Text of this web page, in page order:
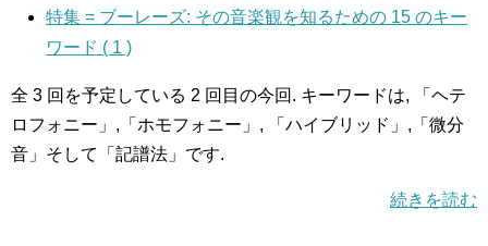
特集 = ブーレーズ: その音楽観を知るための 15 のキー
ワード ( 1 )
全 3 回を予定している 2 回目の今回. キーワードは, 「ヘテ
ロフォニー」,「ホモフォニー」, 「ハイブリッド」,「微分
音」そして「記譜法」です.
続きを読む